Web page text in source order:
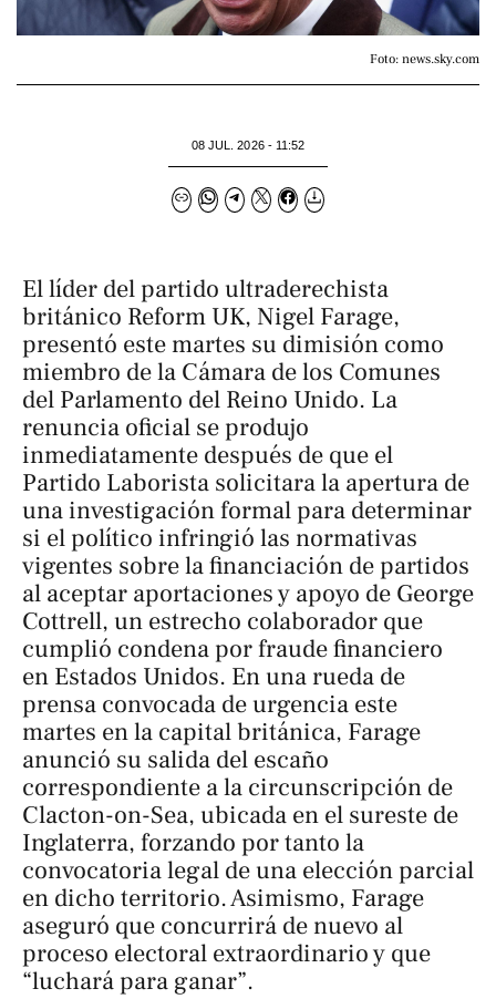
Foto: news.sky.com
08 JUL. 2026 - 11:52
El líder del partido ultraderechista
británico Reform UK, Nigel Farage,
presentó este martes su dimisión como
miembro de la Cámara de los Comunes
del Parlamento del Reino Unido. La
renuncia oficial se produjo
inmediatamente después de que el
Partido Laborista solicitara la apertura de
una investigación formal para determinar
si el político infringió las normativas
vigentes sobre la financiación de partidos
al aceptar aportaciones y apoyo de George
Cottrell, un estrecho colaborador que
cumplió condena por fraude financiero
en Estados Unidos. En una rueda de
prensa convocada de urgencia este
martes en la capital británica, Farage
anunció su salida del escaño
correspondiente a la circunscripción de
Clacton-on-Sea, ubicada en el sureste de
Inglaterra, forzando por tanto la
convocatoria legal de una elección parcial
en dicho territorio. Asimismo, Farage
aseguró que concurrirá de nuevo al
proceso electoral extraordinario y que
“luchará para ganar”.